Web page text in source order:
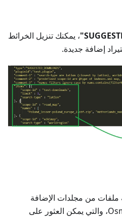
، يمكنك تنزيل الخرائط
ملفات من مجلدات الإضافة
الخاصة بك إلى مجلدات OsmAnd، والتي يمكن العثور على